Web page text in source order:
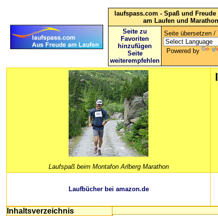
laufspass.com - Spaß und
am Laufen und Marathon
Seite zu
Favoriten
hinzufügen
Seite
weiterempfehlen
Seite übersetzen /
Powered by
Laufspaß beim Montafon Arlberg Marathon
Laufbücher bei amazon.de
Inhaltsverzeichnis